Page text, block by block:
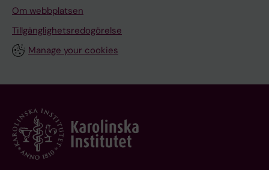
Om webbplatsen
Tillgänglighetsredogörelse
Manage your cookies